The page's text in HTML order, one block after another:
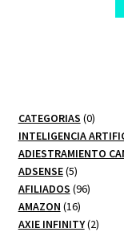
CATEGORIAS 00
INTELIGENCIA
ADIESTRAMIENTO
ADSENSE 55
productos
AFILIADOS 9696
AMAZON 1616
productos
AXIE INFINITY 22